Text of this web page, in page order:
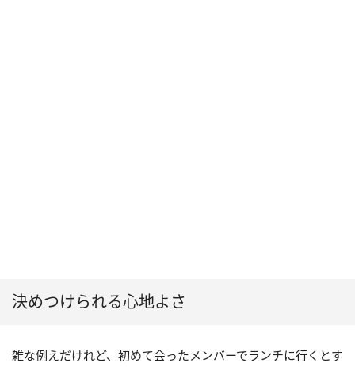
決めつけられる心地よさ
雑な例えだけれど、初めて会ったメンバーでランチに行くとす